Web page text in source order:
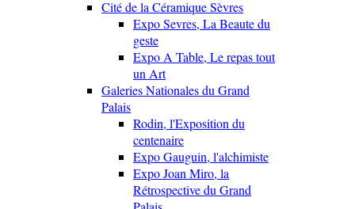
Cité de la Céramique Sèvres
Expo Sevres, La Beaute du
geste
Expo A Table, Le repas tout
un Art
Galeries Nationales du Grand
Palais
Rodin, l'Exposition du
centenaire
Expo Gauguin, l'alchimiste
Expo Joan Miro, la
Rétrospective du Grand